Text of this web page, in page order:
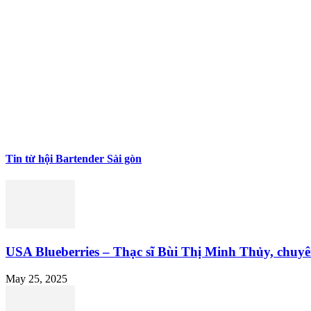
Tin từ hội Bartender Sài gòn
USA Blueberries – Thạc sĩ Bùi Thị Minh Thủy,
May 25, 2025